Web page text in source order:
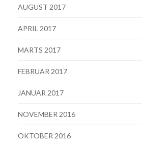
AUGUST 2017
APRIL 2017
MARTS 2017
FEBRUAR 2017
JANUAR 2017
NOVEMBER 2016
OKTOBER 2016